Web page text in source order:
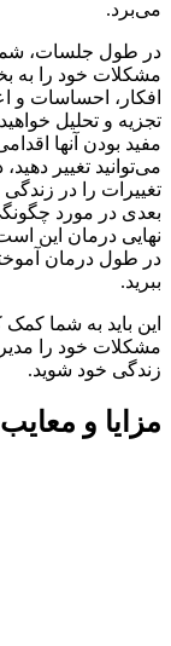
می‌برد.
در طول جلسات، شما
مشکلات خود را به
افکار، احساسات و
تجزیه و تحلیل
مفید بودن آنها
می‌توانید تغییر
تغییرات را در
بعدی در مورد
نهایی درمان این
در طول درمان
ببرید.
این باید به شما
مشکلات خود را
زندگی خود شوید.
مزایا و معایب CBT